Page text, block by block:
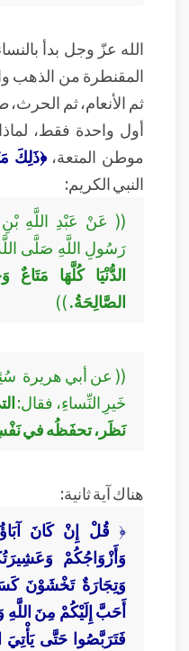
الله عزّ وجل بدأ
المقنطرة من الذهب
ثم الأنعام، ثم
أول واحدة فقط،
موطن المتعة،﴿ذَلِكَ
النبي الكريم:
(( عَنْ عَبْدِ اللَّهِ
رَسُولِ اللَّهِ صَلَّى
الدُّنْيَا كُلَّهَا مَتَاعٌ
الصَّالِحَةُ.))
(( عن أبي هريرة
خَيرِ النِّساءِ، فقال:
نَظَر، تحفَظُه في
هناك آية ثانية:
﴿ قُلْ إِنْ كَانَ
وَأَزْوَاجُكُمْ
وَتِجَارَةٌ تَخْشَوْنَ
أَحَبَّ إِلَيْكُمْ مِنَ
فَتَرَبَّصُوا حَتَّى يَأْتِيَ